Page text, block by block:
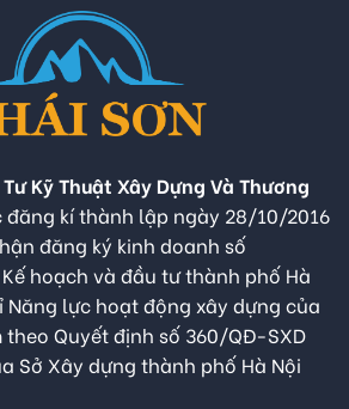
Kỹ Thuật Xây Dựng Và Thương
đăng kí thành lập ngày 28/10/2016
đăng ký kinh doanh số
hoạch và đầu tư thành phố Hà
Năng lực hoạt động xây dựng của
Quyết định số 360/QĐ-SXD
Sở Xây dựng thành phố Hà Nội